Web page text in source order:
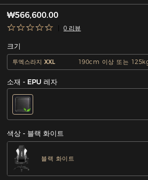
₩566,600.00
0 리뷰
크기
투엑스라지 XXL 190cm 이상 또는
소재 - EPU 레자
색상 - 블랙 화이트
블랙 화이트